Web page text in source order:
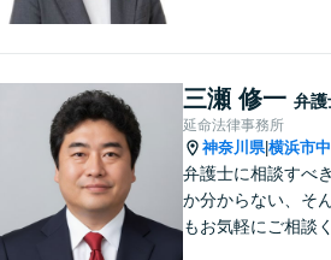
頼者様が安心して
せるようになるた
いたします。
三瀬 修一 弁護
延命法律事務所
神奈川県|横浜市
弁護士に相談すべ
か分からない、そ
もお気軽にご相談